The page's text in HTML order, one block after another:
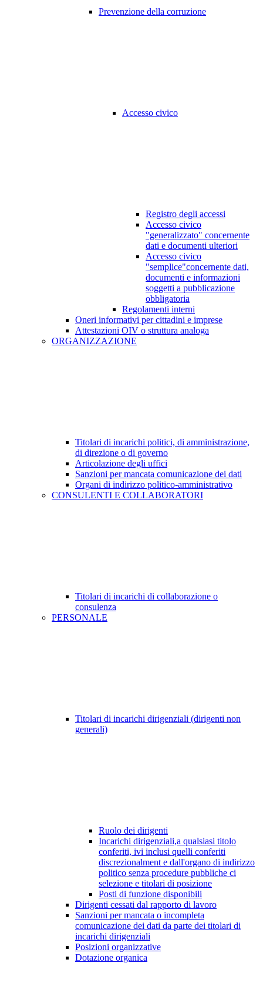
Prevenzione della corruzione
Accesso civico
Registro degli accessi
Accesso civico
"generalizzato" concernente
dati e documenti ulteriori
Accesso civico
"semplice"concernente dati,
documenti e informazioni
soggetti a pubblicazione
obbligatoria
Regolamenti interni
Oneri informativi per cittadini e imprese
Attestazioni OIV o struttura analoga
ORGANIZZAZIONE
Titolari di incarichi politici, di amministrazione,
di direzione o di governo
Articolazione degli uffici
Sanzioni per mancata comunicazione dei dati
Organi di indirizzo politico-amministrativo
CONSULENTI E COLLABORATORI
Titolari di incarichi di collaborazione o
consulenza
PERSONALE
Titolari di incarichi dirigenziali (dirigenti non
generali)
Ruolo dei dirigenti
Incarichi dirigenziali,a qualsiasi titolo
conferiti, ivi inclusi quelli conferiti
discrezionalment e dall'organo di indirizzo
politico senza procedure pubbliche ci
selezione e titolari di posizione
Posti di funzione disponibili
Dirigenti cessati dal rapporto di lavoro
Sanzioni per mancata o incompleta
comunicazione dei dati da parte dei titolari di
incarichi dirigenziali
Posizioni organizzative
Dotazione organica